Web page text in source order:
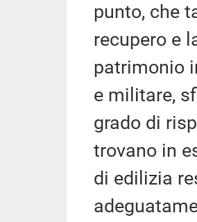
punto, che
recupero e
patrimonio
e militare,
grado di
trovano in
di edilizia